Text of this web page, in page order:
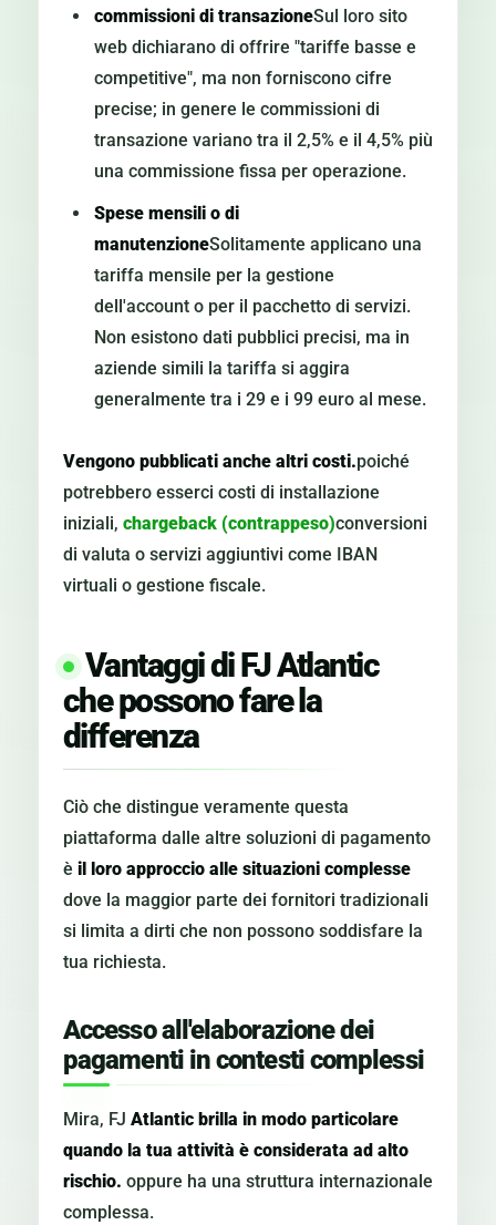
commissioni di transazioneSul loro sito
web dichiarano di offrire "tariffe basse e
competitive", ma non forniscono cifre
precise; in genere le commissioni di
transazione variano tra il 2,5% e il 4,5% più
una commissione fissa per operazione.
Spese mensili o di
manutenzioneSolitamente applicano una
tariffa mensile per la gestione
dell'account o per il pacchetto di servizi.
Non esistono dati pubblici precisi, ma in
aziende simili la tariffa si aggira
generalmente tra i 29 e i 99 euro al mese.
Vengono pubblicati anche altri costi.poiché
potrebbero esserci costi di installazione
iniziali, chargeback (contrappeso)conversioni
di valuta o servizi aggiuntivi come IBAN
virtuali o gestione fiscale.
Vantaggi di FJ Atlantic
che possono fare la
differenza
Ciò che distingue veramente questa
piattaforma dalle altre soluzioni di pagamento
è il loro approccio alle situazioni complesse
dove la maggior parte dei fornitori tradizionali
si limita a dirti che non possono soddisfare la
tua richiesta.
Accesso all'elaborazione dei
pagamenti in contesti complessi
Mira, FJ Atlantic brilla in modo particolare
quando la tua attività è considerata ad alto
rischio. oppure ha una struttura internazionale
complessa.